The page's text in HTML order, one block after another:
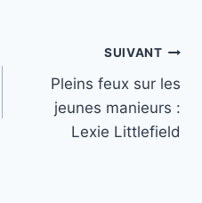
SUIVANT
Pleins feux sur les
jeunes manieurs :
Lexie Littlefield